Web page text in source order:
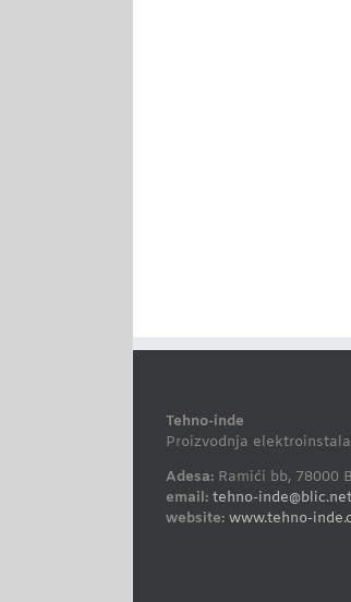
Tehno-inde
Proizvodnja
Adesa: Ramići bb, 78000
email: tehno-inde@blic.net
website: www.tehno-